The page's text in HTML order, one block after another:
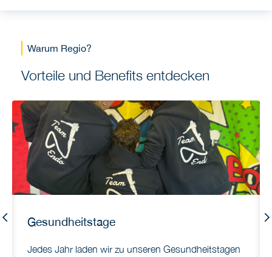
Warum Regio?
Vorteile und Benefits entdecken
Previous
Gesundheitstage
Jedes Jahr laden wir zu unseren Gesundheitstagen